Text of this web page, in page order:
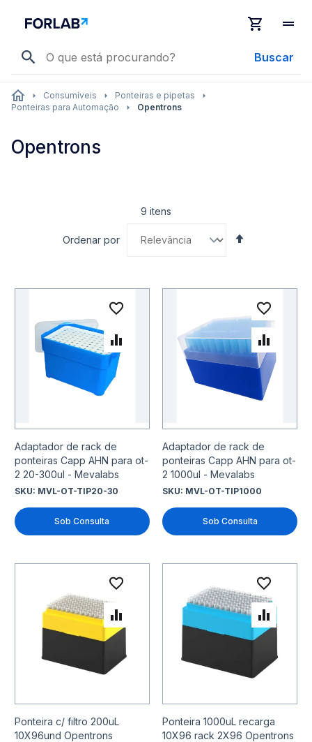
Buscar
Consumíveis
Ponteiras e pipetas
Ponteiras para Automação
Opentrons
Opentrons
9 itens
Ordenar por
Adaptador de rack de
ponteiras Capp AHN para ot-
2 20-300ul - Mevalabs
SKU: MVL-OT-TIP20-30
Sob Consulta
Adicionar à lista de
Adicionar para Comparar
Adaptador de rack de
ponteiras Capp AHN para ot-
2 1000ul - Mevalabs
SKU: MVL-OT-TIP1000
Sob Consulta
Ponteira c/ filtro 200uL
10X96und Opentrons
Adicionar à lista de
Adicionar para Comparar
Ponteira 1000uL recarga
10X96 rack 2X96 Opentrons